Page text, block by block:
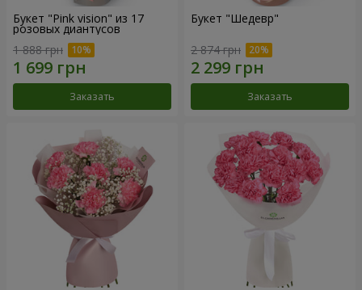
Букет "Pink vision" из 17
розовых диантусов
1 888 грн
Заказать
Букет "Шедевр"
2 874 грн
Заказать